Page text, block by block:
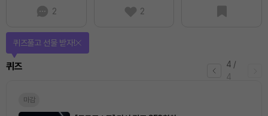
2
2
4 /
4
퀴즈
퀴즈풀고 선물 받자!
마감